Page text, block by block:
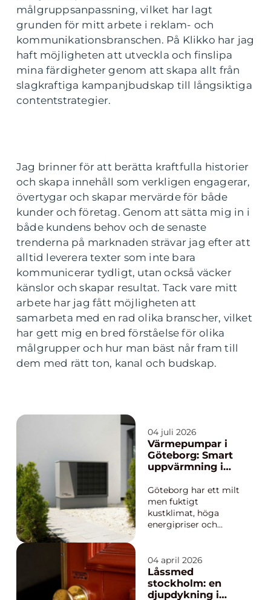
målgruppsanpassning, vilket har lagt
grunden för mitt arbete i reklam- och
kommunikationsbranschen. På Klikko har jag
haft möjligheten att utveckla och finslipa
mina färdigheter genom att skapa allt från
slagkraftiga kampanjbudskap till långsiktiga
contentstrategier.
Jag brinner för att berätta kraftfulla historier
och skapa innehåll som verkligen engagerar,
övertygar och skapar mervärde för både
kunder och företag. Genom att sätta mig in i
både kundens behov och de senaste
trenderna på marknaden strävar jag efter att
alltid leverera texter som inte bara
kommunicerar tydligt, utan också väcker
känslor och skapar resultat. Tack vare mitt
arbete har jag fått möjligheten att
samarbeta med en rad olika branscher, vilket
har gett mig en bred förståelse för olika
målgrupper och hur man bäst når fram till
dem med rätt ton, kanal och budskap.
04 juli 2026
Värmepumpar i
Göteborg: Smart
uppvärmning i
Göteborg har ett milt
men fuktigt
kustklimat, höga
energipriser och
bostadsrättsföreninga
r tittar därför på
energieffektiva
värmepumpar för att
04 april 2026
Låssmed
stockholm: en
djupdykning i